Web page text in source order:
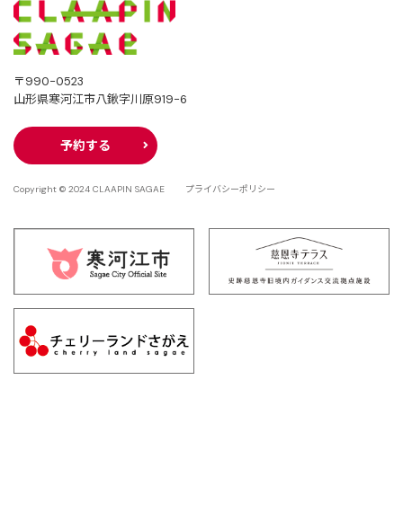
〒990-0523
山形県寒河江市八鍬字川原919-6
予約する
Copyright © 2024 CLAAPIN SAGAE プライバシーポリシー